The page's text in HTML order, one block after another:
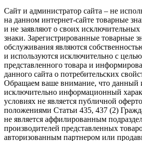
Сайт и администратор сайта – не
на данном интернет-сайте товарные
и не заявляют о своих
знаки. Зарегистрированные товарные
обслуживания являются
и используются исключительно с
представленного товара и
данного сайта о потребительских
Обращаем ваше внимание, что данный
исключительно информационный
условиях не является публичной
положениями Статьи 435, 437 (2)
не является аффилированным
производителей представленных
авторизованным партнером или